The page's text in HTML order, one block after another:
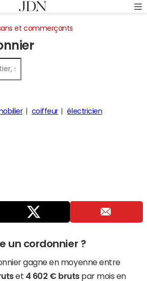
et commerçants
coiffeur électricien
un cordonnier ?
gagne en moyenne entre
et 4 602 € brutspar mois en